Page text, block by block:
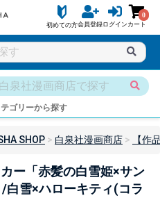
初めての方会員登録ログイン
0
カート
ゴリーから探す
SHOP 白泉社漫画商店 【作
ー「赤髪の白雪姫×サン
白雪×ハローキティ(コラ